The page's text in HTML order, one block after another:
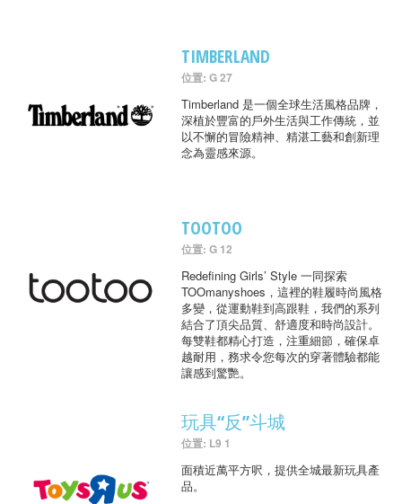
TIMBERLAND
位置: G 27
Timberland 是一個全球生活風格品牌，
深植於豐富的戶外生活與工作傳統，並
以不懈的冒險精神、精湛工藝和創新理
念為靈感來源。
TOOTOO
位置: G 12
Redefining Girls’ Style 一同探索
TOOmanyshoes，這裡的鞋履時尚風格
多變，從運動鞋到高跟鞋，我們的系列
結合了頂尖品質、舒適度和時尚設計。
每雙鞋都精心打造，注重細節，確保卓
越耐用，務求令您每次的穿著體驗都能
讓感到驚艷。
玩具“反”斗城
位置: L9 1
面積近萬平方呎，提供全城最新玩具產
品。